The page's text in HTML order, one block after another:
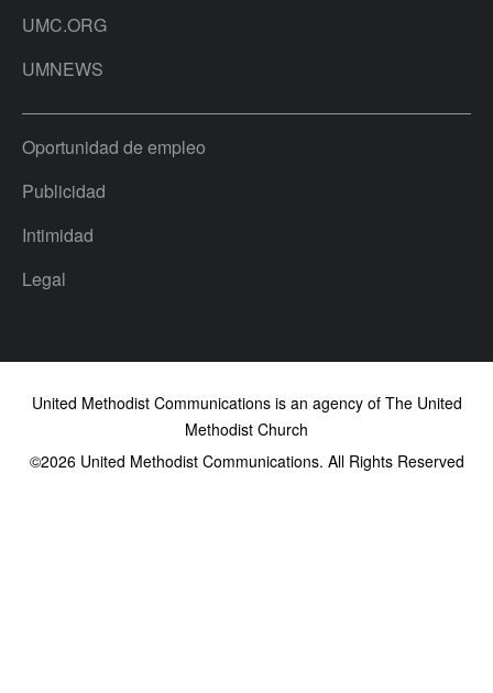
UMC.ORG
UMNEWS
Oportunidad de empleo
Publicidad
Intimidad
Legal
United Methodist Communications is an agency of The United
Methodist Church
©2026United Methodist Communications. All Rights Reserved